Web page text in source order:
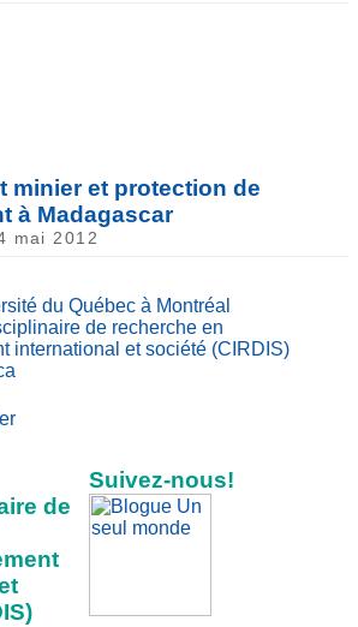
minier et protection de
à Madagascar
mai 2012
du Québec à Montréal
de recherche en
international et société (CIRDIS)
de
Suivez-nous!